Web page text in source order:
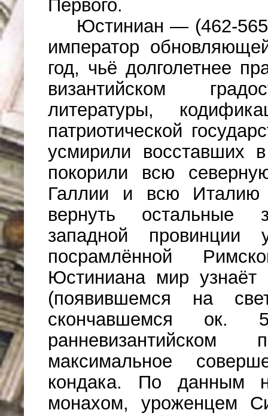
Первого.
Юстиниан — (462-
император
год, чьё долголетнее
византийском
литературы,
патриотической
усмирили восставших
покорили всю
Галлии и всю Италию
вернуть остальные
западной провинции
посрамлённой
Юстиниана мир
(появившемся на
скончавшемся
максимальное
кондака. По данным
монахом, уроженцем